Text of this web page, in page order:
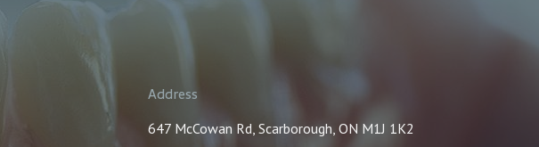
Address
647 McCowan Rd, Scarborough, ON M1J 1K2